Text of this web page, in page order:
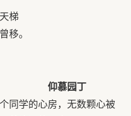
梯
移。
丁
同学的心房，无数颗心被